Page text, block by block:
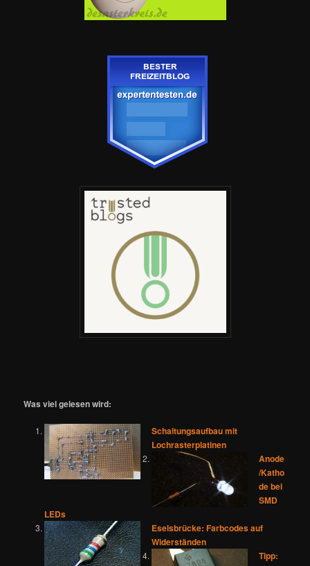
Was viel gelesen wird:
Schaltungsaufbau mit
Lochrasterplatinen
Anode
/Katho
de bei
SMD
LEDs
Eselsbrücke: Farbcodes auf
Widerständen
Tipp: